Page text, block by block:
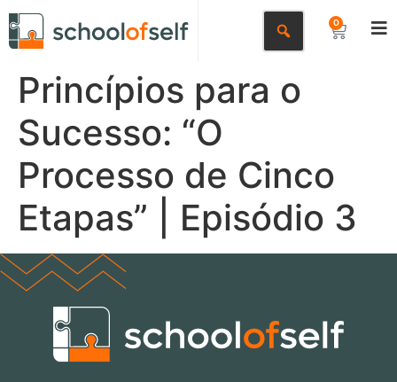
0
Princípios para o
Sucesso: “O
Processo de Cinco
Etapas” | Episódio 3